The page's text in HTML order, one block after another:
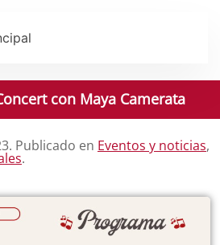
con Maya Camerata
. Publicado en Eventos y noticias,
.